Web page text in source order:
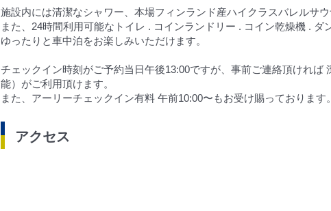
施設内には清潔なシャワー、本場フィンランド産ハイクラスバレルサ
また、24時間利用可能なトイレ . コインランドリー . コイン乾燥機 .
ゆったりと車中泊をお楽しみいただけます。
チェックイン時刻がご予約当日午後13:00ですが、事前ご連絡頂けれ
能）がご利用頂けます。
また、アーリーチェックイン有料 午前10:00〜もお受け賜っております
アクセス